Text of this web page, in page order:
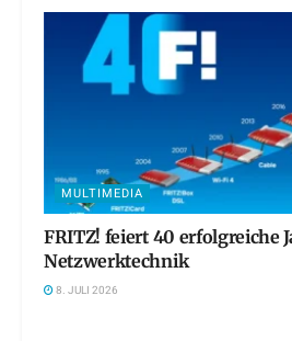
MULTIMEDIA
FRITZ! feiert 40 erfolgreiche
Netzwerktechnik
8. JULI 2026